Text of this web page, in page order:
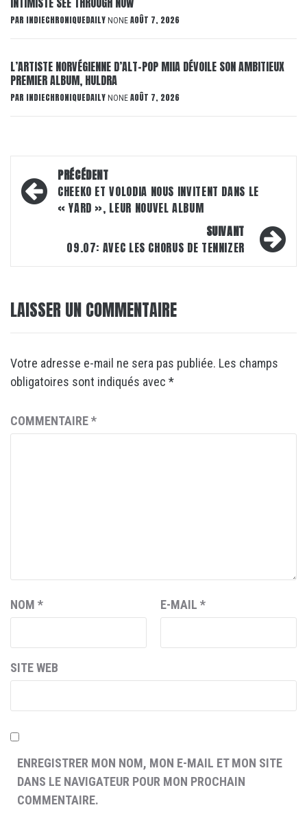
PAR INDIECHRONIQUEDAILY NONE AOÛT 7, 2026
L’ARTISTE NORVÉGIENNE D’ALT-POP MIIA DÉVOILE SON AMBITIEUX
PREMIER ALBUM, HULDRA
PAR INDIECHRONIQUEDAILY NONE AOÛT 7, 2026
Navigation
d’article
PRÉCÉDENT
CHEEKO ET VOLODIA NOUS INVITENT DANS LE
« YARD », LEUR NOUVEL ALBUM
SUIVANT
09.07: AVEC LES CHORUS DE TENNIZER
LAISSER UN COMMENTAIRE
Votre adresse e-mail ne sera pas publiée. Les champs
obligatoires sont indiqués avec *
COMMENTAIRE*
NOM * E-MAIL *
SITE WEB
ENREGISTRER MON NOM, MON E-MAIL ET MON SITE
DANS LE NAVIGATEUR POUR MON PROCHAIN
COMMENTAIRE.